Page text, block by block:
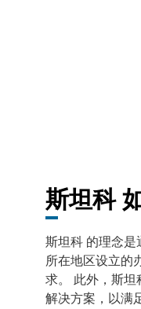
斯坦科
斯坦科 的理念
所在地区设立的
求。 此外，斯
解决方案，以满